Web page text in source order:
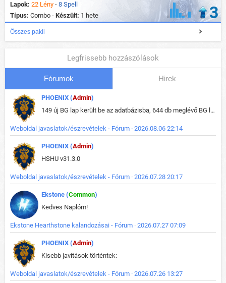
Lapok: 22 Lény - 8 Spell
Típus: Combo - Készült: 1 hete 3
Összes pakli
Legfrissebb hozzászólások
Fórumok Hirek
PHOENIX (Admin)
149 új BG lap került be az adatbázisba, 644 db meglévő BG lap módosult, bekerültek az új képek a megváltozott lapokhoz is.
Weboldal javaslatok/észrevételek - Fórum · 2026.08.06 22:14
PHOENIX (Admin)
HSHU v31.3.0
Weboldal javaslatok/észrevételek - Fórum · 2026.07.28 20:17
Ekstone (Common)
Kedves Naplóm!
Ekstone Hearthstone kalandozásai - Fórum · 2026.07.27 07:09
PHOENIX (Admin)
Kisebb javítások történtek:
Weboldal javaslatok/észrevételek - Fórum · 2026.07.26 13:27